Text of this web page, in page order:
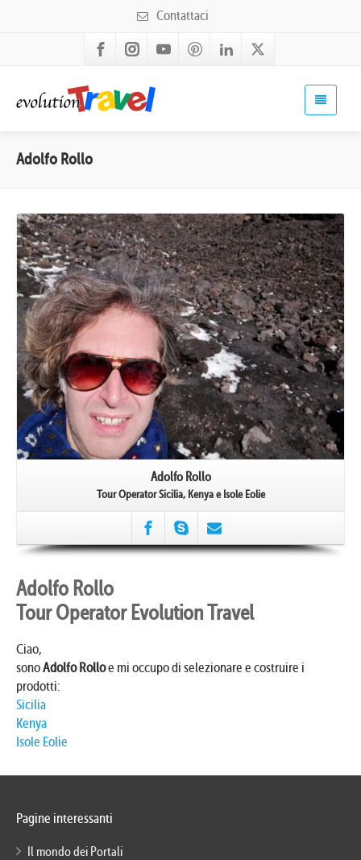
Contattaci
Adolfo Rollo
Adolfo Rollo
Tour Operator Sicilia, Kenya e Isole Eolie
Adolfo Rollo
Tour Operator Evolution Travel
Ciao,
sonoAdolfo Rolloe mi occupo di selezionare e costruire i
prodotti:
Sicilia
Kenya
Isole Eolie
Pagine interessanti
Il mondo dei Portali